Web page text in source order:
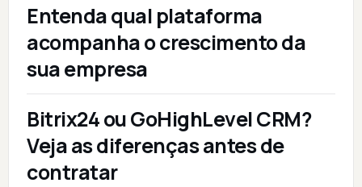
Entenda qual plataforma
acompanha o crescimento da
sua empresa
Bitrix24 ou GoHighLevel CRM?
Veja as diferenças antes de
contratar